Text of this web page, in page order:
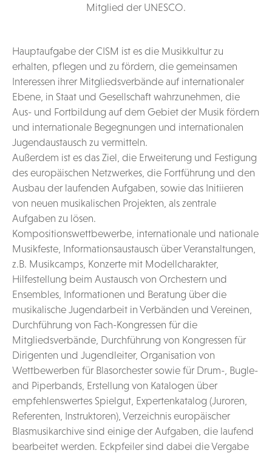
Mitglied der UNESCO.
Hauptaufgabe der CISM ist es die Musikkultur zu
erhalten, pflegen und zu fördern, die gemeinsamen
Interessen ihrer Mitgliedsverbände auf internationaler
Ebene, in Staat und Gesellschaft wahrzunehmen, die
Aus- und Fortbildung auf dem Gebiet der Musik fördern
und internationale Begegnungen und internationalen
Jugendaustausch zu vermitteln.
Außerdem ist es das Ziel, die Erweiterung und Festigung
des europäischen Netzwerkes, die Fortführung und den
Ausbau der laufenden Aufgaben, sowie das Initiieren
von neuen musikalischen Projekten, als zentrale
Aufgaben zu lösen.
Kompositionswettbewerbe, internationale und nationale
Musikfeste, Informationsaustausch über Veranstaltungen,
z.B. Musikcamps, Konzerte mit Modellcharakter,
Hilfestellung beim Austausch von Orchestern und
Ensembles, Informationen und Beratung über die
musikalische Jugendarbeit in Verbänden und Vereinen,
Durchführung von Fach-Kongressen für die
Mitgliedsverbände, Durchführung von Kongressen für
Dirigenten und Jugendleiter, Organisation von
Wettbewerben für Blasorchester sowie für Drum-, Bugle-
and Piperbands, Erstellung von Katalogen über
empfehlenswertes Spielgut, Expertenkatalog (Juroren,
Referenten, Instruktoren), Verzeichnis europäischer
Blasmusikarchive sind einige der Aufgaben, die laufend
bearbeitet werden. Eckpfeiler sind dabei die Vergabe